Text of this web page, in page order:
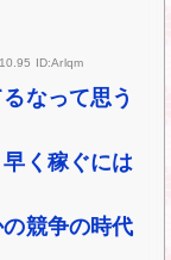
ID:Arlqm
なって思う
く稼ぐには
競争の時代